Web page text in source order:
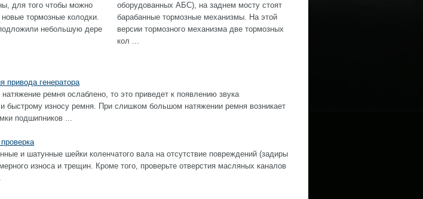
для того чтобы можно
тормозные колодки.
небольшую дере
оборудованных АБС), на заднем мосту стоят
барабанные тормозные механизмы. На этой
версии тормозного механизма две тормозных
кол ...
привода генератора
ремня ослаблено, то это приведет к появлению звука
и быстрому износу ремня. При слишком большом натяжении ремня возникает
подшипников ...
и шатунные шейки коленчатого вала на отсутствие повреждений (задиры
износа и трещин. Кроме того, проверьте отверстия масляных каналов